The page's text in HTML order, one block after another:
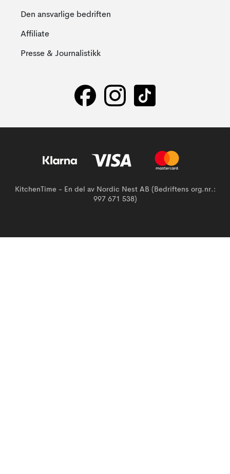
Den ansvarlige bedriften
Affiliate
Presse & Journalistikk
KitchenTime - En del av Nordic Nest AB (Bedriftens org.nr.:
997 671 538)